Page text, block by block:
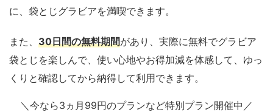
に、袋とじグラビアを満喫できます。
また、 30日間の無料期間があり、実際に無料でグラビア
袋とじを楽しんで、使い心地やお得加減を体感して、ゆっ
くりと確認してから納得して利用できます。
＼今なら3ヵ月99円のプランなど特別プラン開催中／